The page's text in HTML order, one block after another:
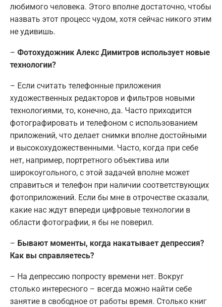
любимого человека. Этого вполне достаточно, чтобы
назвать этот процесс чудом, хотя сейчас никого этим
не удивишь.
– Фотохудожник Алекс Димитров использует новые
технологии?
– Если считать телефонные приложения
художественных редакторов и фильтров новыми
технологиями, то, конечно, да. Часто приходится
фотографировать и телефоном с использованием
приложений, что делает снимки вполне достойными
и высокохудожественными. Часто, когда при себе
нет, например, портретного объектива или
широкоугольного, с этой задачей вполне может
справиться и телефон при наличии соответствующих
фотоприложений. Если бы мне в отрочестве сказали,
какие нас ждут впереди цифровые технологии в
области фотографии, я бы не поверил.
– Бывают моменты, когда накатывает депрессия?
Как вы справляетесь?
– На депрессию попросту времени нет. Вокруг
столько интересного – всегда можно найти себе
занятие в свободное от работы время. Столько книг